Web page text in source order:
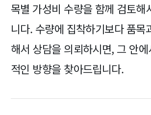
목별 가성비 수량을 함께 검토해
니다. 수량에 집착하기보다 품목
해서 상담을 의뢰하시면, 그 안
적인 방향을 찾아드립니다.